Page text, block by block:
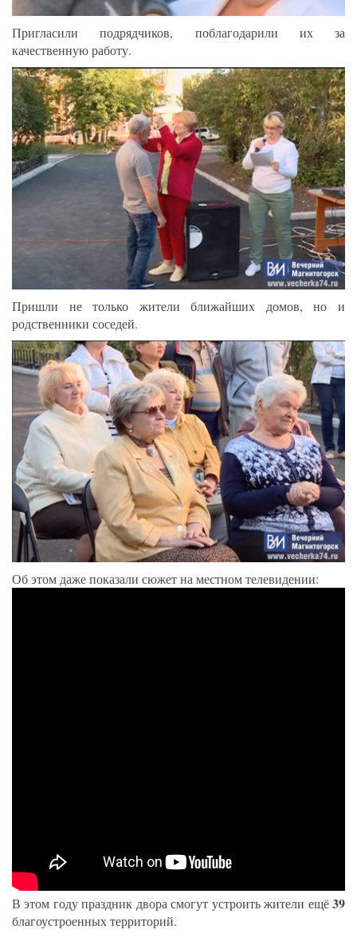
Пригласили подрядчиков, поблагодарили их за
качественную работу.
Пришли не только жители ближайших домов, но и
родственники соседей.
Об этом даже показали сюжет на местном телевидении:
В этом году праздник двора смогут устроить жители ещё39
благоустроенных территорий.